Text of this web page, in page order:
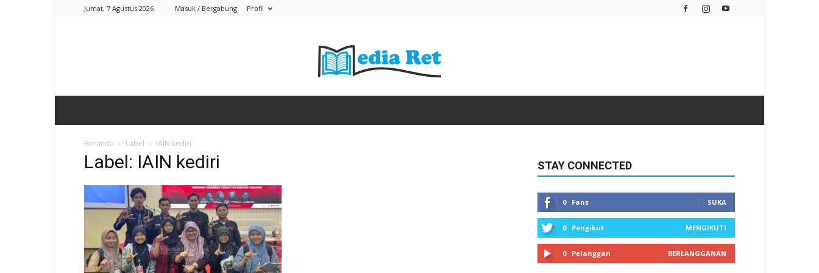
Jumat, 7 Agustus 2026 Masuk / Bergabung Profil
Beranda Label IAIN kediri
Label: IAIN kediri STAY CONNECTED
0 Fans SUKA
0 Pengikut MENGIKUTI
0 Pelanggan BERLANGGANAN